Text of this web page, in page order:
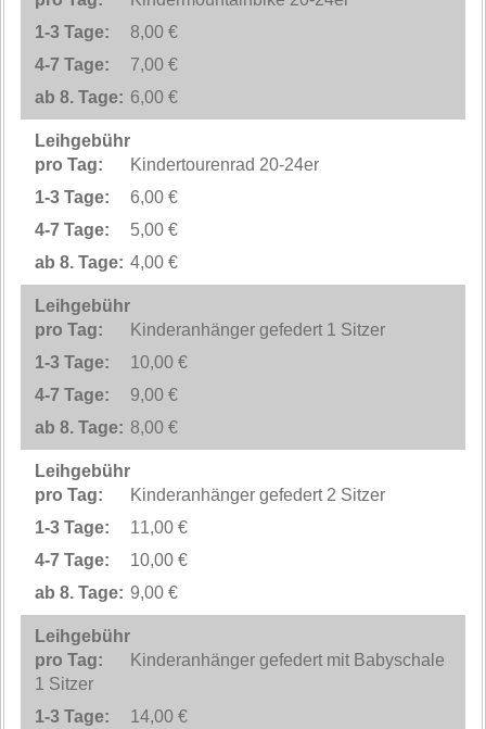
8,00 €
7,00 €
6,00 €
Kindertourenrad 20-24er
6,00 €
5,00 €
4,00 €
Kinderanhänger gefedert 1 Sitzer
10,00 €
9,00 €
8,00 €
Kinderanhänger gefedert 2 Sitzer
11,00 €
10,00 €
9,00 €
Kinderanhänger gefedert mit Babyschale
1 Sitzer
14,00 €